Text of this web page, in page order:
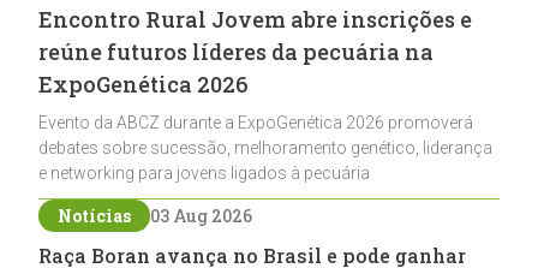
Encontro Rural Jovem abre inscrições e
reúne futuros líderes da pecuária na
ExpoGenética 2026
Evento da ABCZ durante a ExpoGenética 2026 promoverá
debates sobre sucessão, melhoramento genético, liderança
e networking para jovens ligados à pecuária
Notícias 03 Aug 2026
Raça Boran avança no Brasil e pode ganhar